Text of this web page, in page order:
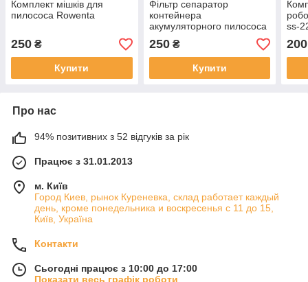
Комплект мішків для
пилососа Rowenta
250 ₴
Купити
Фільтр сепаратор
контейнера
акумуляторного пилососа
Rowenta
250₴
Купити
ss-
200
Про нас
94% позитивних з 52 відгуків за рік
Працює з 31.01.2013
м. Київ
Город Киев, рынок Куреневка, склад работает каждый
день, кроме понедельника и воскресенья с 11 до 15,
Київ, Україна
Контакти
Сьогодні працює з 10:00 до 17:00
Показати весь графік роботи